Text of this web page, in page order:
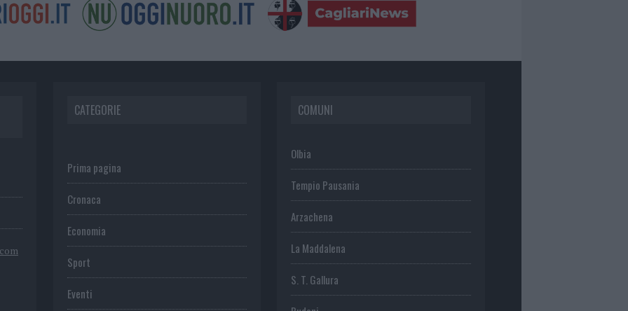
CATEGORIE
Prima pagina
Cronaca
Economia
Sport
Eventi
COMUNI
Olbia
Tempio Pausania
Arzachena
La Maddalena
S. T. Gallura